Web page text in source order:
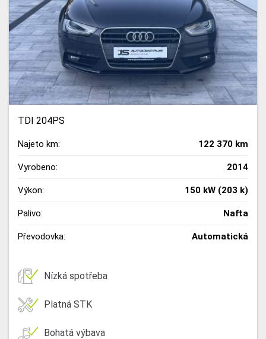
TDI 204PS
Najeto km: 122 370 km
Vyrobeno: 2014
Výkon: 150 kW (203 k)
Palivo: Nafta
Převodovka: Automatická
Nízká spotřeba
Platná STK
Bohatá výbava